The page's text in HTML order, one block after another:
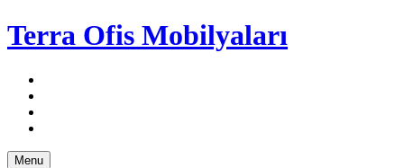
Terra Ofis Mobilyaları
Menu